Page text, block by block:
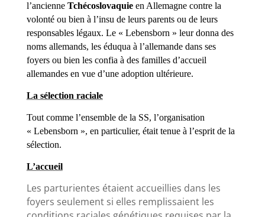
l’ancienne Tchécoslovaquieen Allemagne contre la
volonté ou bien à l’insu de leurs parents ou de leurs
responsables légaux. Le « Lebensborn » leur donna des
noms allemands, les éduqua à l’allemande dans ses
foyers ou bien les confia à des familles d’accueil
allemandes en vue d’une adoption ultérieure.
La sélection raciale
Tout comme l’ensemble de la SS, l’organisation
« Lebensborn », en particulier, était tenue à l’esprit de la
sélection.
L’accueil
Les parturientes étaient accueillies dans les
foyers seulement si elles remplissaient les